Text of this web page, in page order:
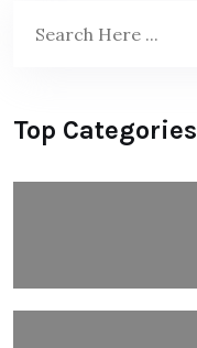
Top Categories